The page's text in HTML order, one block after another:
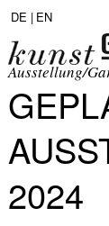
DE | EN
Ausstellung/
2024